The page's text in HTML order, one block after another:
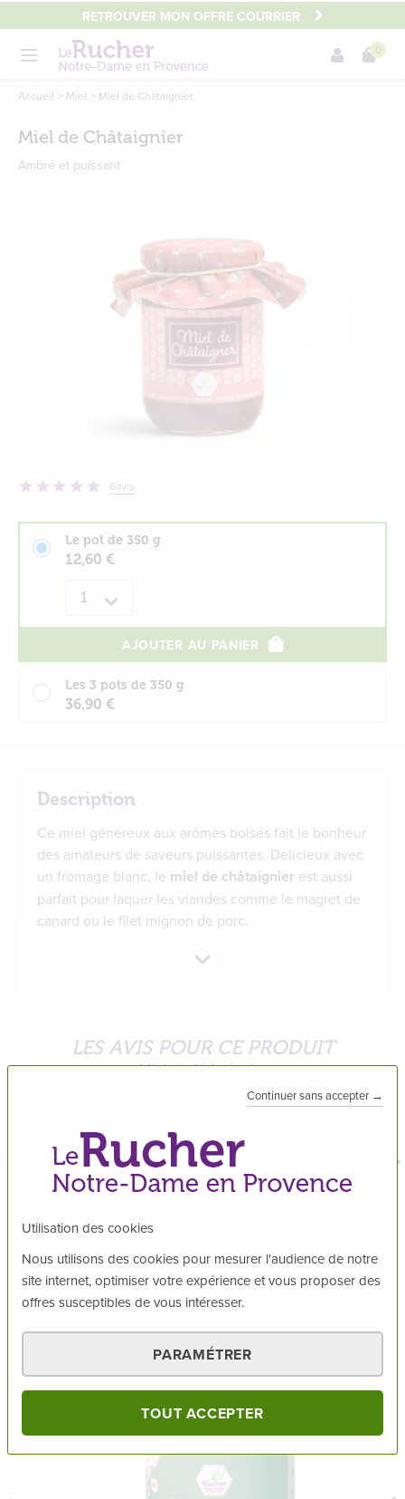
Continuer sans accepter →
Utilisation des cookies
Nous utilisons des cookies pour mesurer l'audience de notre
site internet, optimiser votre expérience et vous proposer des
offres susceptibles de vous intéresser.
PARAMÉTRER
TOUT ACCEPTER
au
contenu
RETROUVER MON OFFRE COURRIER
Menu
0
MainAccueil Miel Miel de Châtaignier
Miel de Châtaignier
Ambré et puissant
6avis
Le pot de 350 g
12,60 €
AJOUTER AU PANIER
Les 3 pots de 350 g
36,90 €
Description
Ce miel généreux aux arômes boisés fait le bonheur
des amateurs de saveurs puissantes. Délicieux avec
un fromage blanc, le miel de châtaignier est aussi
parfait pour laquer les viandes comme le magret de
canard ou le filet mignon de porc.
LES AVIS POUR CE PRODUIT
Miel de Châtaignier
5/5
Un bon miel délicieux et très parfumé.
VOUS AIMEREZ AUSSI